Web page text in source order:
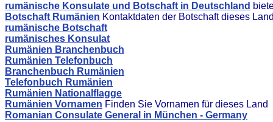
rumänische Konsulate und Botschaft in Deutschland
Botschaft Rumänien Kontaktdaten der Botschaft dieses
rumänische Botschaft
rumänisches Konsulat
Rumänien Branchenbuch
Rumänien Telefonbuch
Branchenbuch Rumänien
Telefonbuch Rumänien
Rumänien Nationalflagge
Rumänien Vornamen Finden Sie Vornamen für dieses Land
Romanian Consulate General in München - Germany